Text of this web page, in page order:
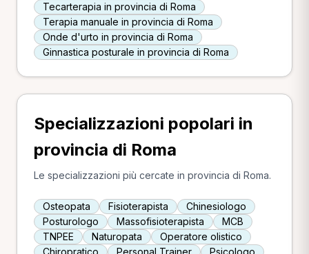
Tecarterapia in provincia di Roma
Terapia manuale in provincia di Roma
Onde d'urto in provincia di Roma
Ginnastica posturale in provincia di Roma
Specializzazioni popolari in
provincia di Roma
Le specializzazioni più cercate in provincia di Roma.
Osteopata Fisioterapista
Chinesiologo
Posturologo
Massofisioterapista
MCB
TNPEE
Naturopata
Operatore olistico
Chiropratico
Personal Trainer
Psicologo